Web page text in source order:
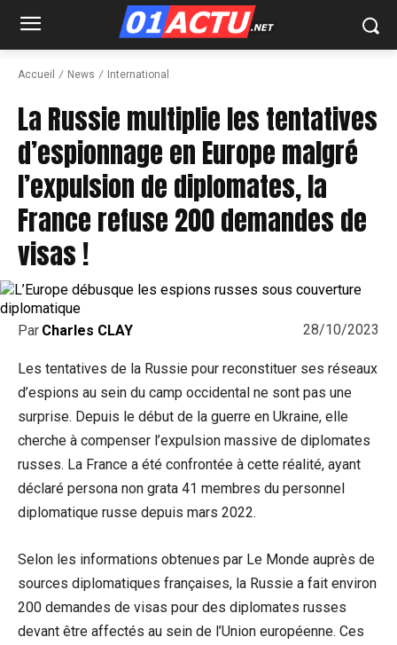
Accueil News International
La Russie multiplie les tentatives
d’espionnage en Europe malgré
l’expulsion de diplomates, la
France refuse 200 demandes de
visas !
28/10/2023
Par Charles CLAY
Les tentatives de la Russie pour reconstituer ses réseaux
d’espions au sein du camp occidental ne sont pas une
surprise. Depuis le début de la guerre en Ukraine, elle
cherche à compenser l’expulsion massive de diplomates
russes. La France a été confrontée à cette réalité, ayant
déclaré persona non grata 41 membres du personnel
diplomatique russe depuis mars 2022.
Selon les informations obtenues par Le Monde auprès de
sources diplomatiques françaises, la Russie a fait environ
200 demandes de visas pour des diplomates russes
devant être affectés au sein de l’Union européenne. Ces